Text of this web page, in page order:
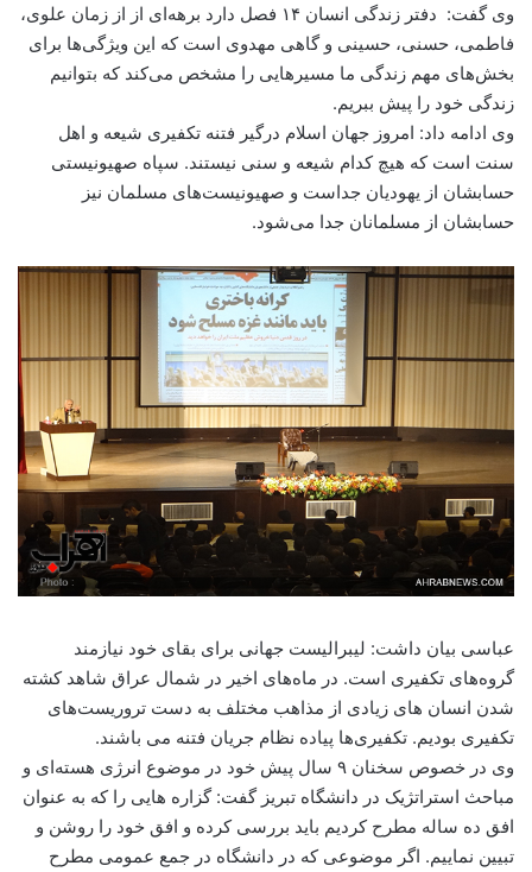
وی گفت: دفتر زندگی انسان ۱۴ فصل دارد برهه‌ای از از زمان علوی،
فاطمی، حسنی، حسینی و گاهی مهدوی است که این ویژگی‌ها برای
بخش‌های مهم زندگی ما مسیرهایی را مشخص می‌کند که بتوانیم
زندگی خود را پیش ببریم.
وی ادامه داد: امروز جهان اسلام درگیر فتنه تکفیری شیعه و اهل
سنت است که هیچ کدام شیعه و سنی نیستند. سپاه صهیونیستی
حسابشان از یهودیان جداست و صهیونیست‌های مسلمان نیز
حسابشان از مسلمانان جدا می‌شود.
عباسی بیان داشت: لیبرالیست جهانی برای بقای خود نیازمند
گروه‌های تکفیری است. در ماه‌های اخیر در شمال عراق شاهد کشته
شدن انسان های زیادی از مذاهب مختلف به دست تروریست‌های
تکفیری بودیم. تکفیری‌ها پیاده نظام جریان فتنه می باشند.
وی در خصوص سخنان ۹ سال پیش خود در موضوع انرژی هسته‌ای و
مباحث استراتژیک در دانشگاه تبریز گفت: گزاره هایی را که به عنوان
افق ده ساله مطرح کردیم باید بررسی کرده و افق خود را روشن و
تبیین نماییم. اگر موضوعی که در دانشگاه در جمع عمومی مطرح